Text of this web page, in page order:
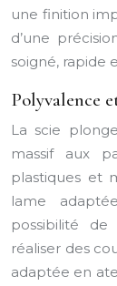
une finition
d’une
soigné, rapide
Polyvalence
La scie
massif aux
plastiques et
lame
possibilité
réaliser des
adaptée en